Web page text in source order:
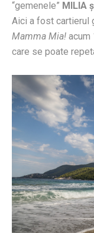
“gemenele” MILIA
Aici a fost cartierul
Mamma Mia! acum
care se poate